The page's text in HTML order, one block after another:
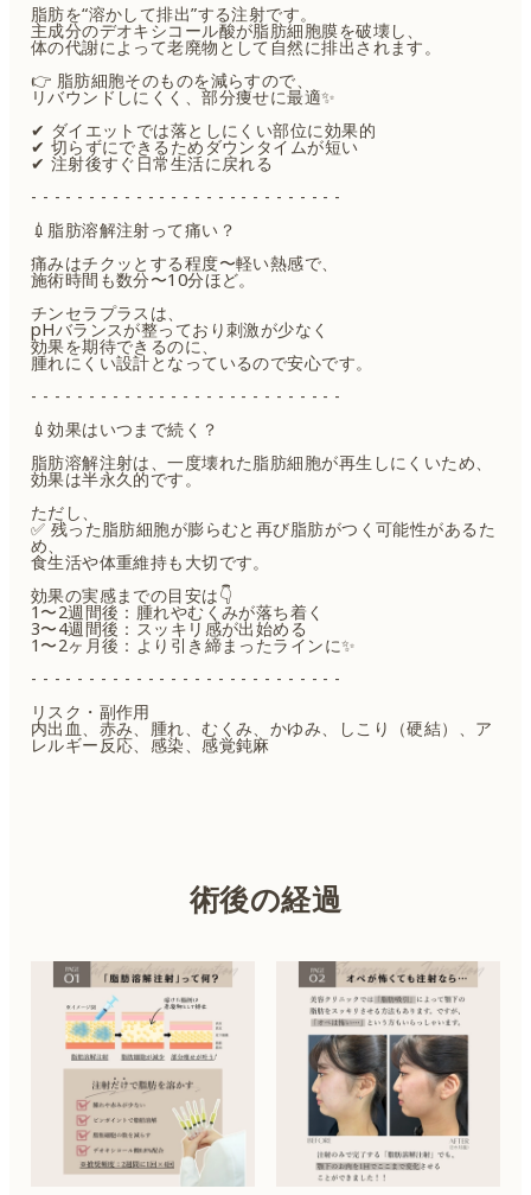
脂肪を“溶かして排出”する注射です。
主成分のデオキシコール酸が脂肪細胞膜を破壊し、
体の代謝によって老廃物として自然に排出されます。
👉 脂肪細胞そのものを減らすので、
リバウンドしにくく、部分痩せに最適✨
✔ ダイエットでは落としにくい部位に効果的
✔ 切らずにできるためダウンタイムが短い
✔ 注射後すぐ日常生活に戻れる
- - - - - - - - - - - - - - - - - - - - - - - - - - -
💉脂肪溶解注射って痛い？
痛みはチクッとする程度〜軽い熱感で、
施術時間も数分〜10分ほど。
チンセラプラスは、
pHバランスが整っており刺激が少なく
効果を期待できるのに、
腫れにくい設計となっているので安心です。
- - - - - - - - - - - - - - - - - - - - - - - - - - -
💉効果はいつまで続く？
脂肪溶解注射は、一度壊れた脂肪細胞が再生しにくいため、
効果は半永久的です。
ただし、
✅ 残った脂肪細胞が膨らむと再び脂肪がつく可能性があるた
め、
食生活や体重維持も大切です。
効果の実感までの目安は👇
1〜2週間後：腫れやむくみが落ち着く
3〜4週間後：スッキリ感が出始める
1〜2ヶ月後：より引き締まったラインに✨
- - - - - - - - - - - - - - - - - - - - - - - - - - -
リスク・副作用
内出血、赤み、腫れ、むくみ、かゆみ、しこり（硬結）、ア
レルギー反応、感染、感覚鈍麻
術後の経過